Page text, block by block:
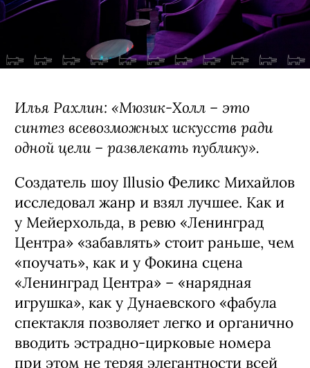
Илья Рахлин: «Мюзик-Холл – это
синтез всевозможных искусств ради
одной цели – развлекать публику».
Создатель шоу Illusio Феликс Михайлов
исследовал жанр и взял лучшее. Как и
у Мейерхольда, в ревю «Ленинград
Центра» «забавлять» стоит раньше, чем
«поучать», как и у Фокина сцена
«Ленинград Центра» – «нарядная
игрушка», как у Дунаевского «фабула
спектакля позволяет легко и органично
вводить эстрадно-цирковые номера
при этом не теряя элегантности всей